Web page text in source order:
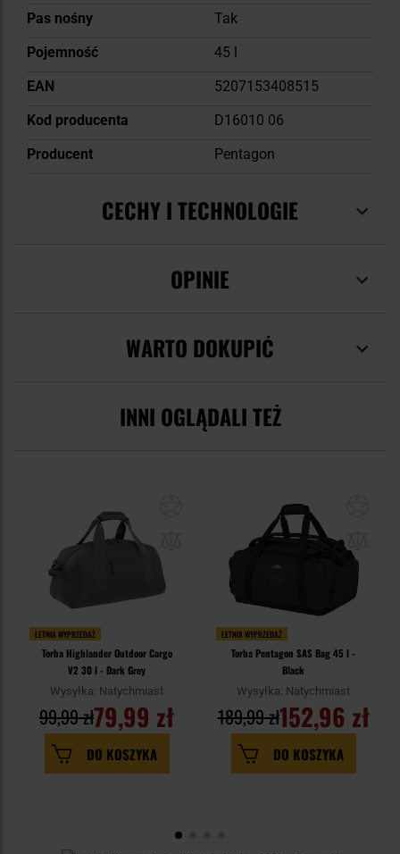
Pas nośny
Tak
Pojemność
45 l
EAN
5207153408515
Kod producenta
D16010 06
Producent
Pentagon
CECHY I TECHNOLOGIE
OPINIE
WARTO DOKUPIĆ
INNI OGLĄDALI TEŻ
LETNIA WYPRZEDAŻ
Torba Highlander Outdoor Cargo
V2 30 l - Dark Grey
Wysyłka: Natychmiast
79,99 zł
99,99 zł
DO KOSZYKA
LETNIA WYPRZEDAŻ
Torba Pentagon SAS Bag 45 l -
Black
Wysyłka: Natychmiast
152,96 zł
189,99 zł
DO KOSZYKA